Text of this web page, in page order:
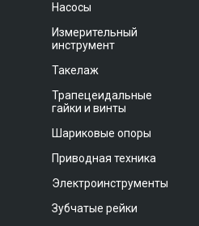
Насосы
Измерительный
инструмент
Такелаж
Трапецеидальные
гайки и винты
Шариковые опоры
Приводная техника
Электроинструменты
Зубчатые рейки